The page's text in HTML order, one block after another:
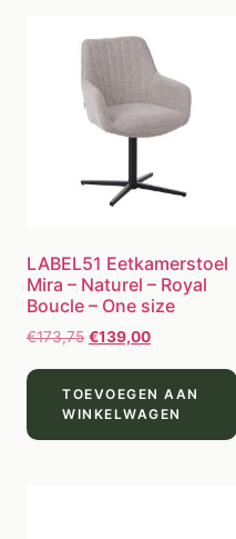
LABEL51 Eetkamerstoel
Mira – Naturel – Royal
Boucle – One size
€173,75 €139,00
TOEVOEGEN AAN
WINKELWAGEN